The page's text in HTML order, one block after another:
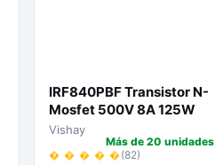
IRF840PBF Transistor N-
Mosfet 500V 8A 125W
TO220
Vishay
� � � � �(82)
Más de 20 unidades